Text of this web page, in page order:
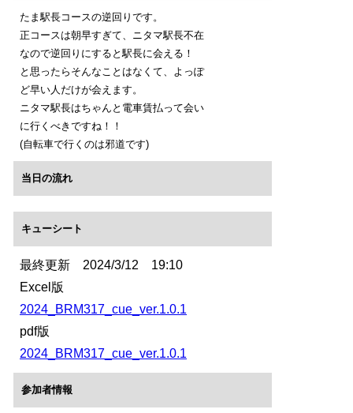
たま駅長コースの逆回りです。
正コースは朝早すぎて、ニタマ駅長不在
なので逆回りにすると駅長に会える！
と思ったらそんなことはなくて、よっぽ
ど早い人だけが会えます。
ニタマ駅長はちゃんと電車賃払って会い
に行くべきですね！！
(自転車で行くのは邪道です)
当日の流れ
キューシート
最終更新 2024/3/12 19:10
Excel版
2024_BRM317_cue_ver.1.0.1
pdf版
2024_BRM317_cue_ver.1.0.1
参加者情報